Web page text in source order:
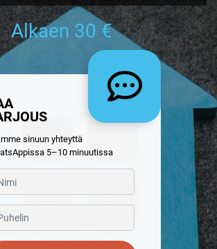
Alkaen 30 €
sinuun yhteyttä
5–10 minuutissa